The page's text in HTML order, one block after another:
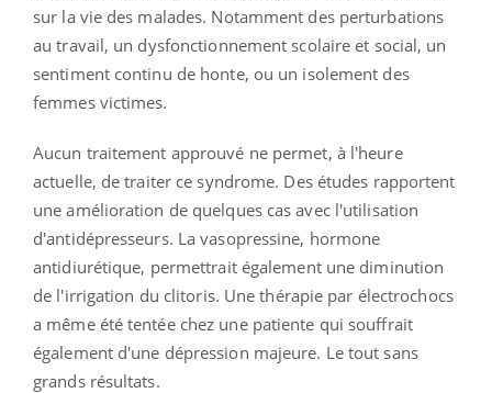
sur la vie des malades. Notamment des perturbations
au travail, un dysfonctionnement scolaire et social, un
sentiment continu de honte, ou un isolement des
femmes victimes.
Aucun traitement approuvé ne permet, à l'heure
actuelle, de traiter ce syndrome. Des études rapportent
une amélioration de quelques cas avec l'utilisation
d'antidépresseurs. La vasopressine, hormone
antidiurétique, permettrait également une diminution
de l'irrigation du clitoris. Une thérapie par électrochocs
a même été tentée chez une patiente qui souffrait
également d'une dépression majeure. Le tout sans
grands résultats.